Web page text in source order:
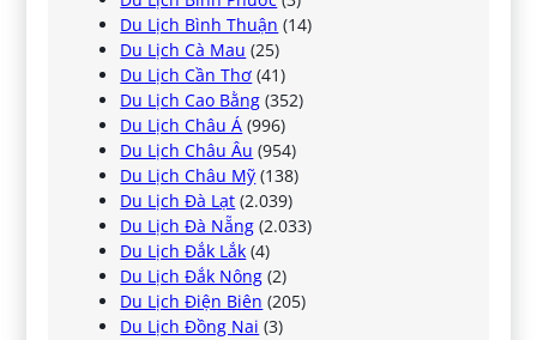
Du Lịch Bình Thuận (14)
Du Lịch Cà Mau (25)
Du Lịch Cần Thơ (41)
Du Lịch Cao Bằng (352)
Du Lịch Châu Á (996)
Du Lịch Châu Âu (954)
Du Lịch Châu Mỹ (138)
Du Lịch Đà Lạt (2.039)
Du Lịch Đà Nẵng (2.033)
Du Lịch Đắk Lắk (4)
Du Lịch Đắk Nông (2)
Du Lịch Điện Biên (205)
Du Lịch Đồng Nai (3)